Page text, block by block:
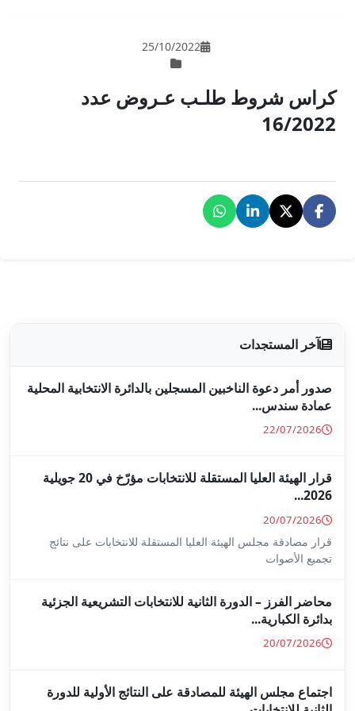
عـروض عدد
بالدائرة الانتخابية المحلية
قرار الهيئة العليا المستقلة للانتخابات مؤرّخ في 20 جويلية
المستقلة للانتخابات على نتائج
للانتخابات التشريعية الجزئية
على النتائج الأولية للدورة